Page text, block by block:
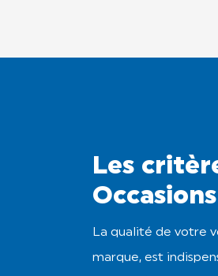
Les
Occasions
La qualité de votre
marque, est